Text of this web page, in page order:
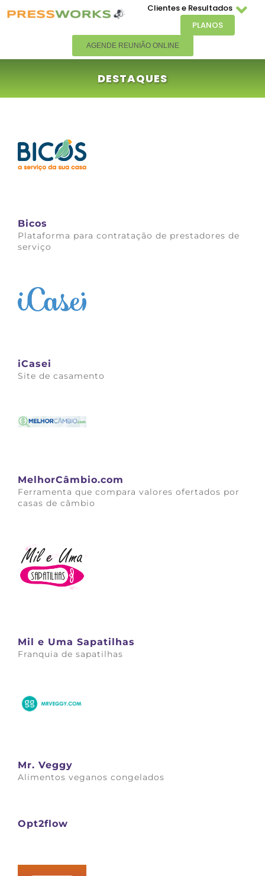
Clientes e Resultados
PLANOS
AGENDE REUNIÃO ONLINE
DESTAQUES
Bicos
Plataforma para contratação de prestadores de
serviço
iCasei
Site de casamento
MelhorCâmbio.com
Ferramenta que compara valores ofertados por
casas de câmbio
Mil e Uma Sapatilhas
Franquia de sapatilhas
Mr. Veggy
Alimentos veganos congelados
Opt2flow